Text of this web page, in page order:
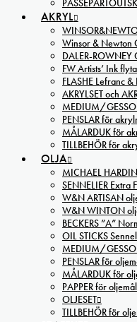
AKRYL
Winsor & Newton
DALER-ROWNEY
FW Artists’ Ink
FLASHE Lefranc &
AKRYLSET och
MEDIUM/
PENSLAR för
MÅLARDUK för
TILLBEHÖR för
OLJA
MICHAEL
SENNELIER Extra
W&N ARTISAN
W&N WINTON
BECKERS ”A”
OIL STICKS
MEDIUM/
PENSLAR för
MÅLARDUK för
PAPPER för
OLJESET
TILLBEHÖR för